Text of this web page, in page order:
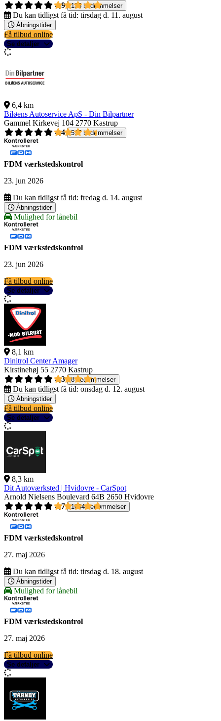
4,9
135 bedømmelser
Du kan tidligst få tid: tirsdag d. 11. august
Åbningstider
Få tilbud online
Se detaljer
6,4 km
Biløens Autoservice ApS - Din Bilpartner
Gammel Kirkevej 104 2770 Kastrup
4,4
517 bedømmelser
FDM værkstedskontrol
23. jun 2026
Du kan tidligst få tid: fredag d. 14. august
Åbningstider
Mulighed for lånebil
FDM værkstedskontrol
23. jun 2026
Få tilbud online
Se detaljer
8,1 km
Dinitrol Center Amager
Kirstinehøj 55 2770 Kastrup
4,3
8 bedømmelser
Du kan tidligst få tid: onsdag d. 12. august
Åbningstider
Få tilbud online
Se detaljer
8,3 km
Dit Autoværksted | Hvidovre - CarSpot
Arnold Nielsens Boulevard 64B 2650 Hvidovre
4,7
1004 bedømmelser
FDM værkstedskontrol
27. maj 2026
Du kan tidligst få tid: tirsdag d. 18. august
Åbningstider
Mulighed for lånebil
FDM værkstedskontrol
27. maj 2026
Få tilbud online
Se detaljer